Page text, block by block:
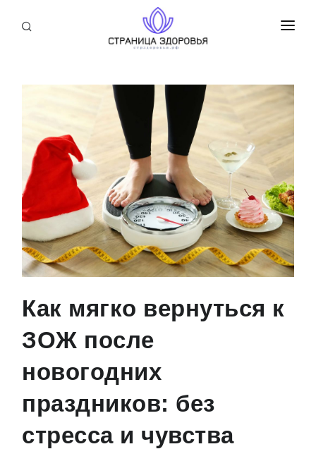
СТАТЬИ
НОВОСТИ
О НАС
Как мягко вернуться к
ЗОЖ после
новогодних
праздников: без
стресса и чувства